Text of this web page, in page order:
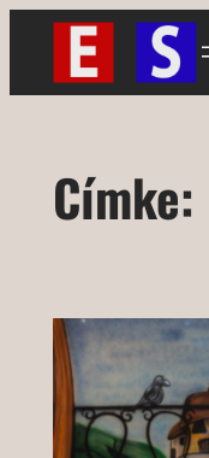
Ugrás
tartalomhoz
Címke: